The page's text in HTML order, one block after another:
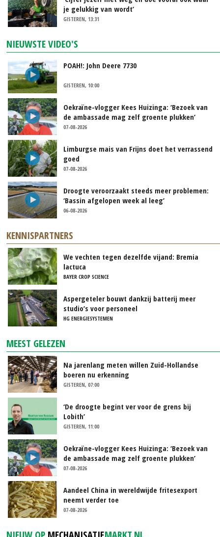
je gelukkig van wordt’
GISTEREN, 13:31
NIEUWSTE VIDEO'S
POAH!: John Deere 7730
GISTEREN, 10:00
Oekraïne-vlogger Kees Huizinga: ‘Bezoek van
de ambassade mag zelf groente plukken’
07-08-2026
Limburgse mais van Frijns doet het verrassend
goed
07-08-2026
Droogte veroorzaakt steeds meer problemen:
‘Bassin afgelopen week al leeg’
06-08-2026
KENNISPARTNERS
We vechten tegen dezelfde vijand: Bremia
lactuca
BAYER CROP SCIENCE
Aspergeteler bouwt dankzij batterij meer
studio’s voor personeel
HG ENERGIESYSTEMEN
MEEST GELEZEN
Na jarenlang meten willen Zuid-Hollandse
boeren nu erkenning
GISTEREN, 07:00
‘De droogte begint ver voor de grens bij
Lobith’
GISTEREN, 11:00
Oekraïne-vlogger Kees Huizinga: ‘Bezoek van
de ambassade mag zelf groente plukken’
07-08-2026
Aandeel China in wereldwijde fritesexport
neemt verder toe
07-08-2026